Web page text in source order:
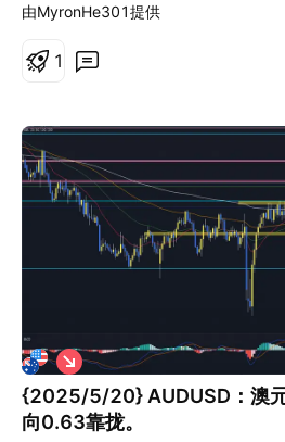
由MyronHe301提供
1
{2025/5/20} AUDUSD：澳
向0.63靠拢。
做
空